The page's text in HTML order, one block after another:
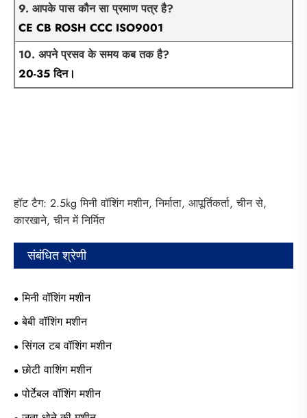
9. आपके पास कौन सा प्रमाण पत्र है?
CE CB ROSH CCC ISO9001
10. अपने प्रसव के समय कब तक है?
20-35 दिन।
हॉट टैग: 2.5kg मिनी वॉशिंग मशीन, निर्माता, आपूर्तिकर्ता, चीन से,
कारखाने, चीन में निर्मित
संबंधित श्रेणी
मिनी वॉशिंग मशीन
बेबी वॉशिंग मशीन
सिंगल टब वॉशिंग मशीन
छोटी वाशिंग मशीन
पोर्टेबल वॉशिंग मशीन